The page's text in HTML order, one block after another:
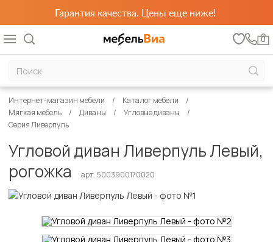
Гарантия качества. Цены еще ниже!
0
Интернет-магазин мебели
Каталог мебели
Мягкая мебель
Диваны
Угловые диваны
Серия Ливерпуль
Угловой диван Ливерпуль Левый,
рогожка
арт. 5003900170020